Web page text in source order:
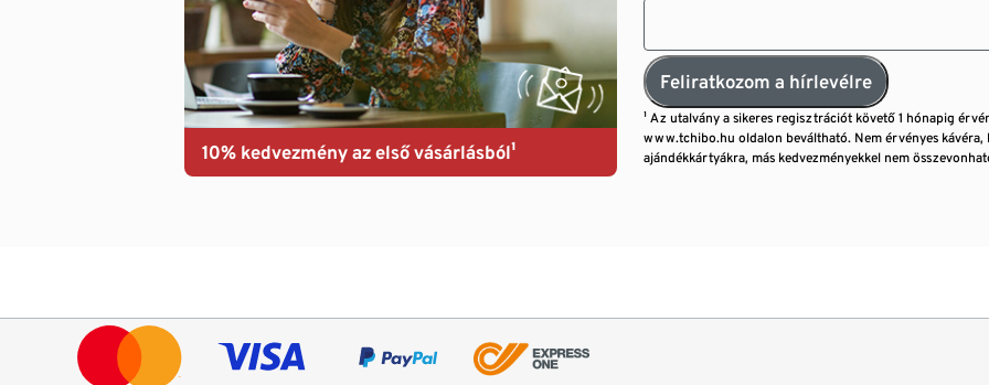
10% kedvezmény az első vásárlásból¹
Feliratkozom a hírlevélre
¹ Az utalvány a sikeres regisztrációt követő 1 hónapig
www.tchibo.hu oldalon beváltható. Nem érvényes kávéra,
ajándékkártyákra, más kedvezményekkel nem